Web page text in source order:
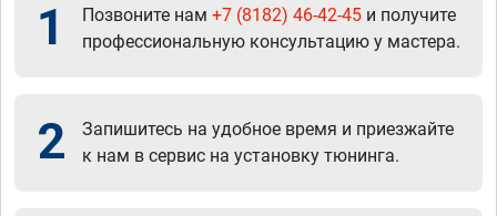
1 Позвоните нам +7 (8182) 46-42-45 и получите
профессиональную консультацию у мастера.
2
Запишитесь на удобное время и приезжайте
к нам в сервис на установку тюнинга.